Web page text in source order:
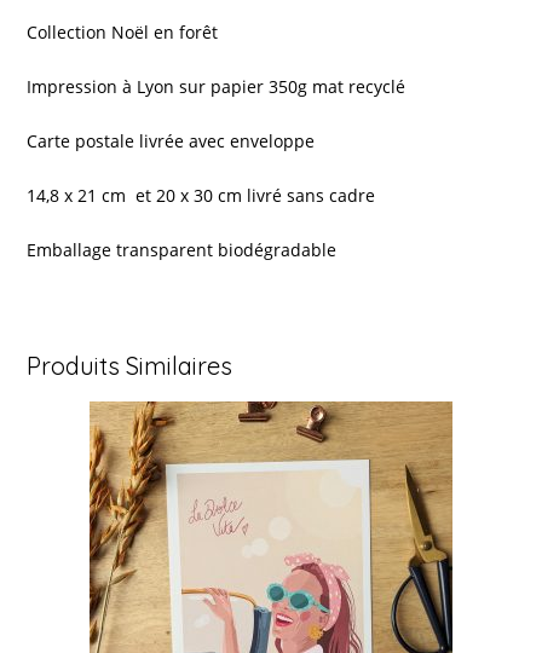
Collection Noël en forêt
Impression à Lyon sur papier 350g mat recyclé
Carte postale livrée avec enveloppe
14,8 x 21 cm et 20 x 30 cm livré sans cadre
Emballage transparent biodégradable
Produits Similaires